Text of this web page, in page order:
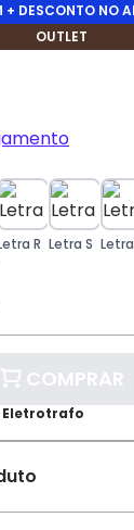
PARA CPF
compra já vem
se
quando seu
conta com a
+ DESCONTO NO
OUTLET
R Letra S
COMPRAR
Eletrotrafo